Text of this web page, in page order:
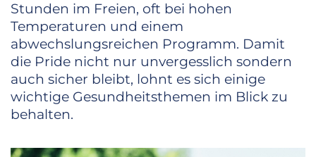
Stunden im Freien, oft bei hohen
Temperaturen und einem
abwechslungsreichen Programm. Damit
die Pride nicht nur unvergesslich sondern
auch sicher bleibt, lohnt es sich einige
wichtige Gesundheitsthemen im Blick zu
behalten.